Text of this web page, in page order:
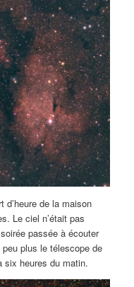
d’heure de la maison
Le ciel n’était pas
passée à écouter
peu plus le télescope de
six heures du matin.